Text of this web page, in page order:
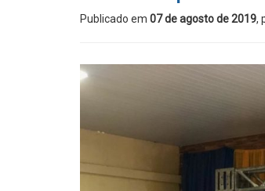
Publicado em 07 de agosto de 2019,